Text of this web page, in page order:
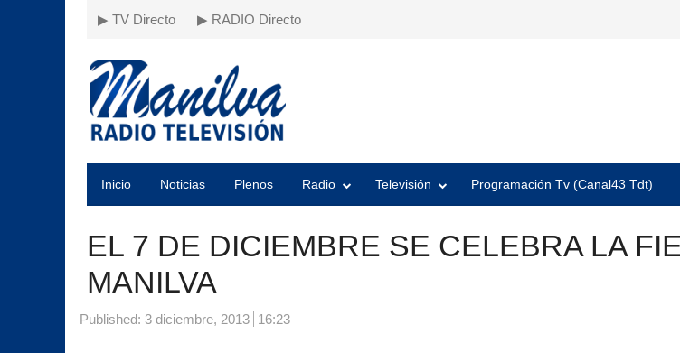
▶ TV Directo ▶ RADIO Directo
Inicio Noticias Plenos Radio Televisión Programación Tv (Canal43 Tdt)
EL 7 DE DICIEMBRE SE CELEBRA LA
MANILVA
Published: 3 diciembre, 2013 16:23